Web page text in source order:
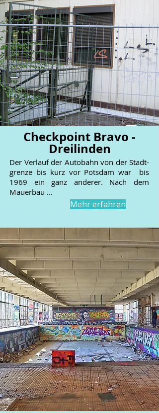
Checkpoint Bravo -
Dreilinden
Der Verlauf der Autobahn von der Stadt-
grenze bis kurz vor Potsdam war bis
1969 ein ganz anderer. Nach dem
Mauerbau ...
Mehr erfahren